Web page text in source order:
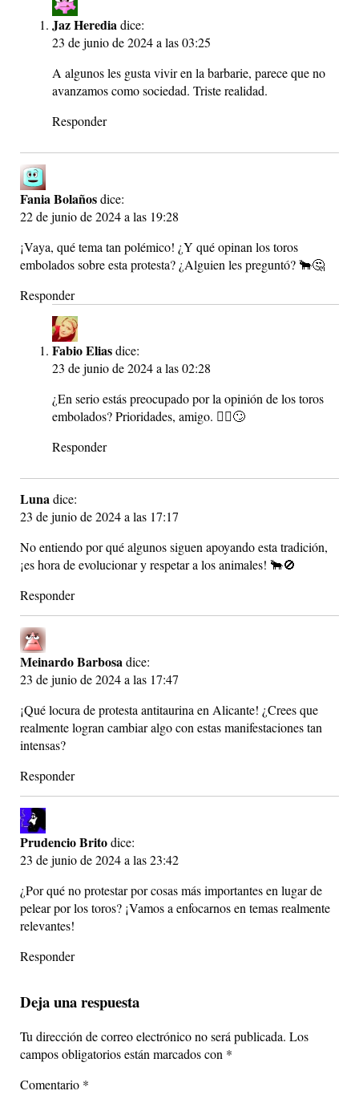
Jaz Herediadice:
23 de junio de 2024 a las 03:25
A algunos les gusta vivir en la barbarie, parece que no
avanzamos como sociedad. Triste realidad.
Responder
Fania Bolañosdice:
22 de junio de 2024 a las 19:28
¡Vaya, qué tema tan polémico! ¿Y qué opinan los toros
embolados sobre esta protesta? ¿Alguien les preguntó? 🐂🤔
Responder
Fabio Eliasdice:
23 de junio de 2024 a las 02:28
¿En serio estás preocupado por la opinión de los toros
embolados? Prioridades, amigo. 🤦‍♂️🙄
Responder
Lunadice:
23 de junio de 2024 a las 17:17
No entiendo por qué algunos siguen apoyando esta tradición,
¡es hora de evolucionar y respetar a los animales! 🐂🚫
Responder
Meinardo Barbosadice:
23 de junio de 2024 a las 17:47
¡Qué locura de protesta antitaurina en Alicante! ¿Crees que
realmente logran cambiar algo con estas manifestaciones tan
intensas?
Responder
Prudencio Britodice:
23 de junio de 2024 a las 23:42
¿Por qué no protestar por cosas más importantes en lugar de
pelear por los toros? ¡Vamos a enfocarnos en temas realmente
relevantes!
Responder
Deja una respuesta
Tu dirección de correo electrónico no será publicada. Los
campos obligatorios están marcados con *
Comentario *